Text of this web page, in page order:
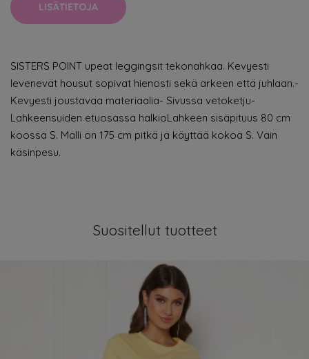
LISÄTIETOJA
SISTERS POINT upeat leggingsit tekonahkaa. Kevyesti
levenevät housut sopivat hienosti sekä arkeen että juhlaan.-
Kevyesti joustavaa materiaalia- Sivussa vetoketju-
Lahkeensuiden etuosassa halkioLahkeen sisäpituus 80 cm
koossa S. Malli on 175 cm pitkä ja käyttää kokoa S. Vain
käsinpesu.
Suositellut tuotteet